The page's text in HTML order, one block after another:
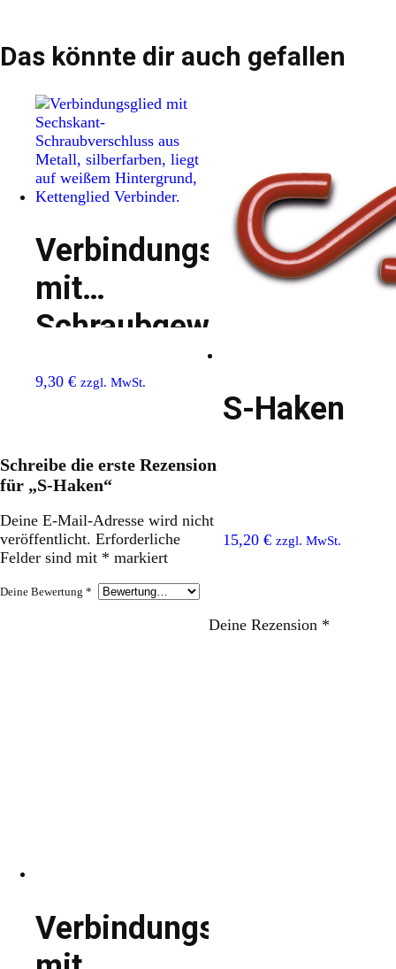
Das könnte dir auch gefallen
Verbindungsglied
mit
Schraubgewinde
9,30 € zzgl. MwSt.
S-Haken
15,20€ zzgl. MwSt.
Verbindungsglied
Schreibe die erste Rezension
für „S-Haken“
Deine E-Mail-Adresse wird nicht
veröffentlicht. Erforderliche
Felder sind mit * markiert
Deine Bewertung *
Deine Rezension *